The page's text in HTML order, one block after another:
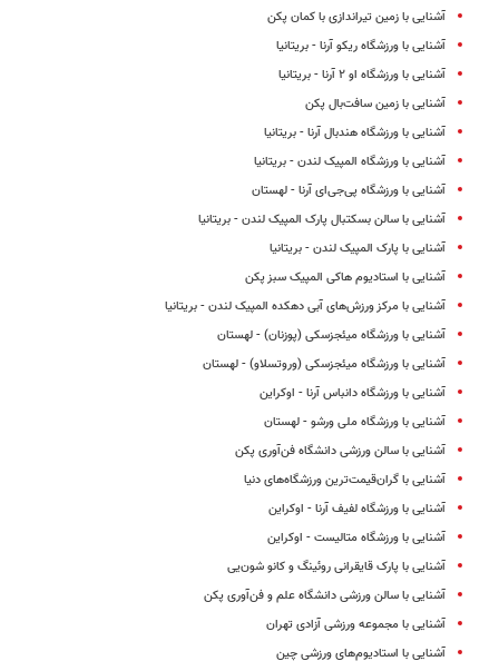
آشنایی با زمین تیراندازی با کمان پکن
آشنایی با ورزشگاه ریکو آرنا - بریتانیا
آشنایی با ورزشگاه او ۲ آرنا - بریتانیا
آشنایی با زمین سافت‌بال پکن
آشنایی با ورزشگاه هندبال آرنا - بریتانیا
آشنایی با ورزشگاه المپیک لندن - بریتانیا
آشنایی با ورزشگاه پی‌جی‌ای آرنا - لهستان
آشنایی با سالن بسکتبال پارک المپیک لندن - بریتانیا
آشنایی با پارک المپیک لندن - بریتانیا
آشنایی با استادیوم هاکی المپیک سبز پکن
آشنایی با مرکز ورزش‌های آبی دهکده المپیک لندن - بریتانیا
آشنایی با ورزشگاه میئجزسکی (پوزنان) - لهستان
آشنایی با ورزشگاه میئجزسکی (وروتسلاو) - لهستان
آشنایی با ورزشگاه دانباس آرنا - اوکراین
آشنایی با ورزشگاه ملی ورشو - لهستان
آشنایی با سالن ورزشی دانشگاه فن‌آوری پکن
آشنایی با گران‌قیمت‌ترین ورزشگاه‌های دنیا
آشنایی با ورزشگاه لفیف آرنا - اوکراین
آشنایی با ورزشگاه متالیست - اوکراین
آشنایی با پارک قایقرانی روئینگ و کانو شون‌یی
آشنایی با سالن ورزشی دانشگاه علم و فن‌آوری پکن
آشنایی با مجموعه ورزشی آزادی تهران
آشنایی با استادیوم‌های ورزشی چین